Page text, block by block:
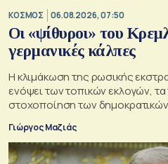
ΚΟΣΜΟΣ 06.08.2026, 07:50
Οι «ψίθυροι» του
γερμανικές κάλπες
Η κλιμάκωση της ρωσικής
ενόψει των τοπικών εκλογών, τα
στοχοποίηση των
Γιώργος Μαζιάς